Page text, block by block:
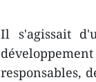
Il s'agissait
responsables,